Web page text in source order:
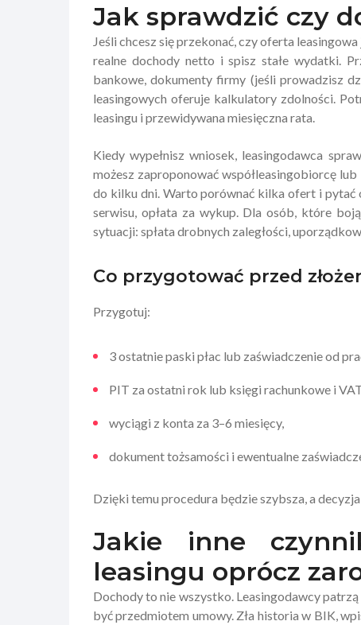
Jak sprawdzić czy
Jeśli chcesz się przekonać, czy oferta
realne dochody netto i spisz stałe wydatki.
bankowe, dokumenty firmy (jeśli prowadzisz
leasingowych oferuje kalkulatory zdolności.
leasingu i przewidywana miesięczna rata.
Kiedy wypełnisz wniosek, leasingodawca
możesz zaproponować współleasingobiorcę
do kilku dni. Warto porównać kilka ofert i pytać
serwisu, opłata za wykup. Dla osób, które
sytuacji: spłata drobnych zaległości,
Co przygotować przed
Przygotuj:
3 ostatnie paski płac lub zaświadczenie od
PIT za ostatni rok lub księgi rachunkowe i
wyciągi z konta za 3–6 miesięcy,
dokument tożsamości i ewentualne
Dzięki temu procedura będzie szybsza, a
Jakie inne
leasingu oprócz
Dochody to nie wszystko. Leasingodawcy
być przedmiotem umowy. Zła historia w BIK,